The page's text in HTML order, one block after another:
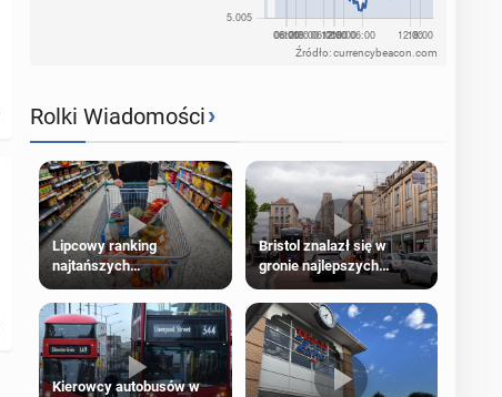
Źródło: currencybeacon.com
Rolki Wiadomości›
Lipcowy ranking
najtańszych
supermarketów
Bristol znalazł się w
gronie najlepszych
kierunków podróży na
świecie
Kierowcy autobusów w